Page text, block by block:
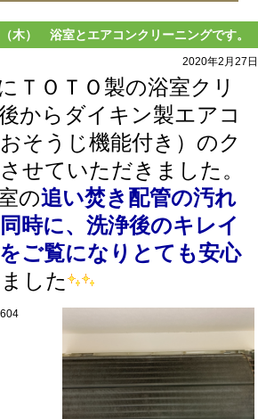
木） 浴室とエアコンクリーニングです。
2020年2月27日
ＴＯＴＯ製の浴室クリ
からダイキン製エアコ
そうじ機能付き）のク
せていただきました。
の追い焚き配管の汚れ
時に、洗浄後のキレイ
ご覧になりとても安心
した